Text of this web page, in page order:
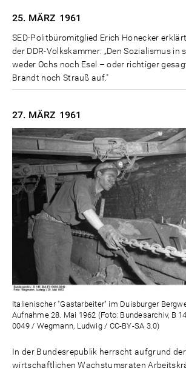
25. MÄRZ 1961
SED-Politbüromitglied Erich Honecker
der DDR-Volkskammer: „Den Sozialismus in
weder Ochs noch Esel – oder richtiger
Brandt noch Strauß auf."
27. MÄRZ 1961
Italienischer "Gastarbeiter" im Duisburger
Aufnahme 28. Mai 1962 (Foto: Bundesarchiv, B
0049 / Wegmann, Ludwig / CC-BY-SA 3.0)
In der Bundesrepublik herrscht aufgrund
wirtschaftlichen Wachstumsraten